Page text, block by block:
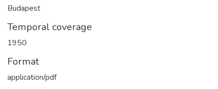
Budapest
Temporal coverage
1950
Format
application/pdf